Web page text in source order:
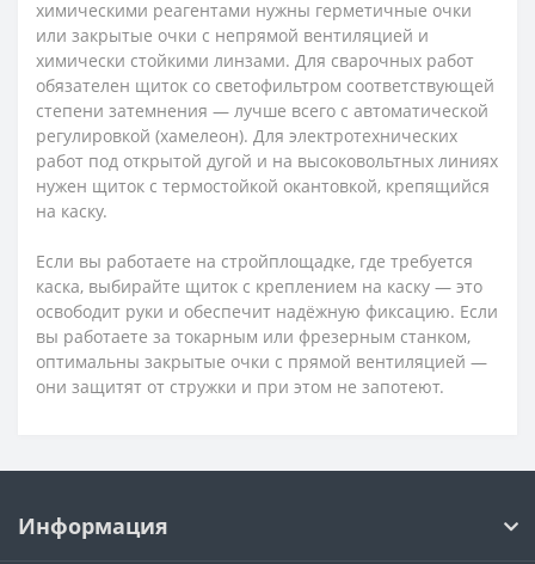
химическими реагентами нужны герметичные очки
или закрытые очки с непрямой вентиляцией и
химически стойкими линзами. Для сварочных работ
обязателен щиток со светофильтром соответствующей
степени затемнения — лучше всего с автоматической
регулировкой (хамелеон). Для электротехнических
работ под открытой дугой и на высоковольтных линиях
нужен щиток с термостойкой окантовкой, крепящийся
на каску.
Если вы работаете на стройплощадке, где требуется
каска, выбирайте щиток с креплением на каску — это
освободит руки и обеспечит надёжную фиксацию. Если
вы работаете за токарным или фрезерным станком,
оптимальны закрытые очки с прямой вентиляцией —
они защитят от стружки и при этом не запотеют.
Информация